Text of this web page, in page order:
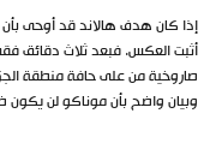
إذا كان هدف هالاند قد أوحى بأن
صاروخية من على حافة منطقة
وبيان واضح بأن موناكو لن